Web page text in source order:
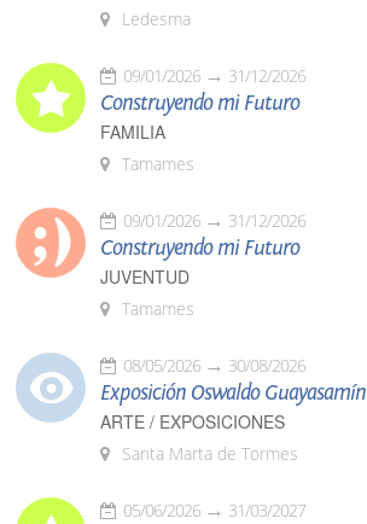
Ledesma
09/01/2026 31/12/2026
Construyendo mi Futuro
FAMILIA
Tamames
09/01/2026 31/12/2026
Construyendo mi Futuro
JUVENTUD
Tamames
08/05/2026 30/08/2026
Exposición Oswaldo Guayasamín
ARTE / EXPOSICIONES
Santa Marta de Tormes
05/06/2026 31/03/2027